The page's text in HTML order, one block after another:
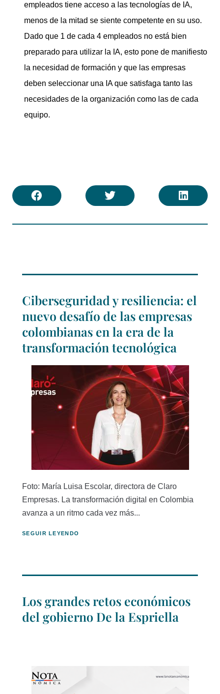
empleados tiene acceso a las tecnologías de IA,
menos de la mitad se siente competente en su uso.
Dado que 1 de cada 4 empleados no está bien
preparado para utilizar la IA, esto pone de manifiesto
la necesidad de formación y que las empresas
deben seleccionar una IA que satisfaga tanto las
necesidades de la organización como las de cada
equipo.
Ciberseguridad y resiliencia: el
nuevo desafío de las empresas
colombianas en la era de la
transformación tecnológica
Foto: María Luisa Escolar, directora de Claro
Empresas. La transformación digital en Colombia
avanza a un ritmo cada vez más...
SEGUIR LEYENDO
Los grandes retos económicos
del gobierno De la Espriella